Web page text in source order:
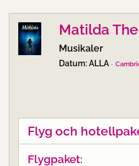
Matilda
Musikaler
Datum: ALLA-
Flyg och
Flygpaket: